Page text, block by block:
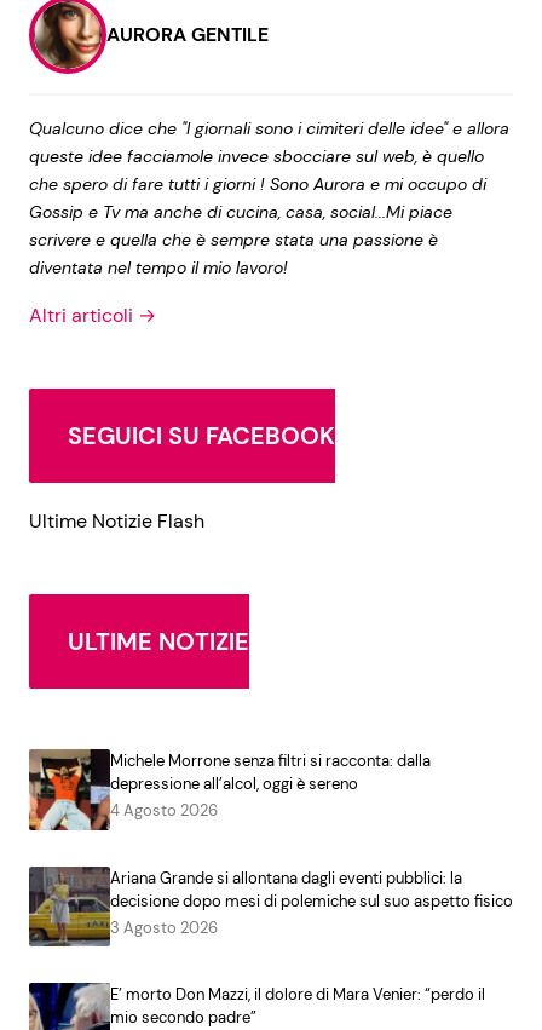
AURORA GENTILE
Qualcuno dice che "I giornali sono i cimiteri delle idee" e allora
queste idee facciamole invece sbocciare sul web, è quello
che spero di fare tutti i giorni ! Sono Aurora e mi occupo di
Gossip e Tv ma anche di cucina, casa, social...Mi piace
scrivere e quella che è sempre stata una passione è
diventata nel tempo il mio lavoro!
Altri articoli →
SEGUICI SU FACEBOOK
Ultime Notizie Flash
ULTIME NOTIZIE
Michele Morrone senza filtri si racconta: dalla
depressione all’alcol, oggi è sereno
4 Agosto 2026
Ariana Grande si allontana dagli eventi pubblici: la
decisione dopo mesi di polemiche sul suo aspetto fisico
3 Agosto 2026
E’ morto Don Mazzi, il dolore di Mara Venier: “perdo il
mio secondo padre”